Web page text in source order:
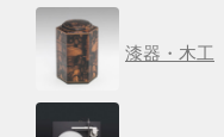
漆器・木工